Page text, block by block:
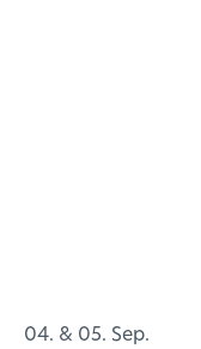
04. & 05. Sep.